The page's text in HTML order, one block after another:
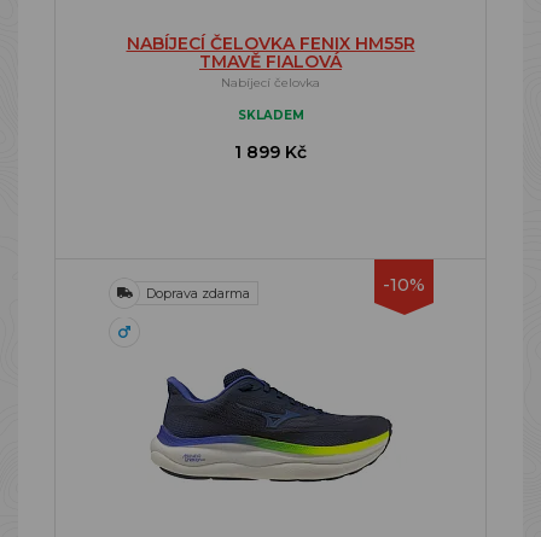
NABÍJECÍ ČELOVKA FENIX HM55R
TMAVĚ FIALOVÁ
Nabíjecí čelovka
SKLADEM
1 899 Kč
-10%
Doprava zdarma